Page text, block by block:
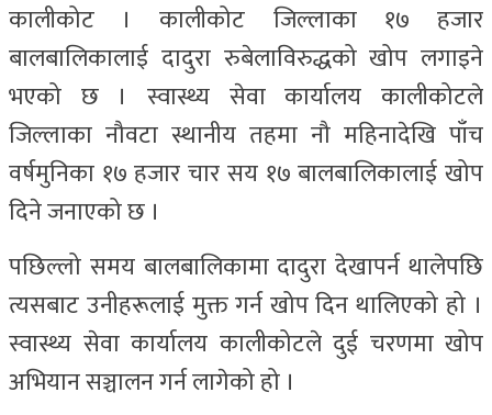
कालीकोट । कालीकोट जिल्लाका १७ हजार
बालबालिकालाई दादुरा रुबेलाविरुद्धको खोप लगाइने
भएको छ । स्वास्थ्य सेवा कार्यालय कालीकोटले
जिल्लाका नौवटा स्थानीय तहमा नौ महिनादेखि पाँच
वर्षमुनिका १७ हजार चार सय १७ बालबालिकालाई खोप
दिने जनाएको छ ।
पछिल्लो समय बालबालिकामा दादुरा देखापर्न थालेपछि
त्यसबाट उनीहरूलाई मुक्त गर्न खोप दिन थालिएको हो ।
स्वास्थ्य सेवा कार्यालय कालीकोटले दुई चरणमा खोप
अभियान सञ्चालन गर्न लागेको हो ।